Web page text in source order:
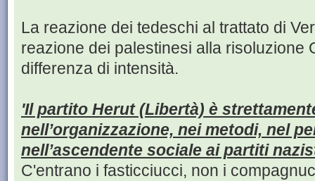
La reazione dei tedeschi al trattato di
reazione dei palestinesi alla risoluzione
differenza di intensità.
'Il partito Herut (Libertà) è
nell’organizzazione, nei metodi, nel
nell’ascendente sociale ai partiti
C'entrano i fasticciucci, non i